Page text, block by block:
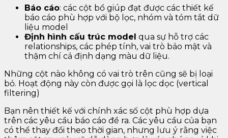
Báo cáo: các cột bổ giúp đạt được các thiết kế
báo cáo phù hợp với bộ lọc, nhóm và tóm tắt dữ
liệu model
Định hình cấu trúc model qua sự hỗ trợ các
relationships, các phép tính, vai trò bảo mật và
thậm chí cả định dạng màu dữ liệu.
Những cột nào không có vai trò trên cũng sẽ bị loại
bỏ. Hoạt động này còn được gọi là lọc dọc (vertical
filtering)
Bạn nên thiết kế với chính xác số cột phù hợp dựa
trên các yêu cầu báo cáo đề ra. Các yêu cầu của bạn
có thể thay đổi theo thời gian, nhưng lưu ý rằng việc